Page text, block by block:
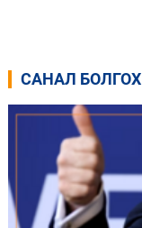
САНАЛ БОЛГОХ